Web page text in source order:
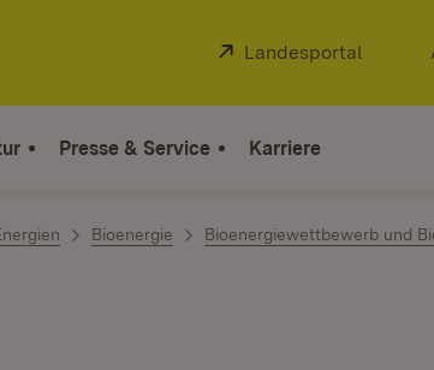
Extern:
Landesportal
Presse & Service Karriere
Bioenergie Bioenergiewettbewerb und